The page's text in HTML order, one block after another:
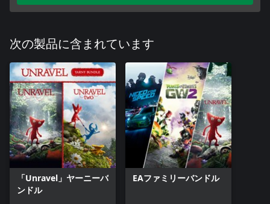
次の製品に含まれています
「Unravel」ヤーニーバ
ンドル
EAファミリーバンドル